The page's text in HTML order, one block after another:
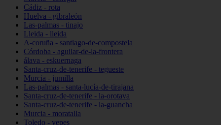
Cádiz - rota
Huelva - gibraleón
Las-palmas - tinajo
Lleida - lleida
A-coruña - santiago-de-compostela
Córdoba - aguilar-de-la-frontera
álava - eskuernaga
Santa-cruz-de-tenerife - tegueste
Murcia - jumilla
Las-palmas - santa-lucía-de-tirajana
Santa-cruz-de-tenerife - la-orotava
Santa-cruz-de-tenerife - la-guancha
Murcia - moratalla
Toledo - yepes